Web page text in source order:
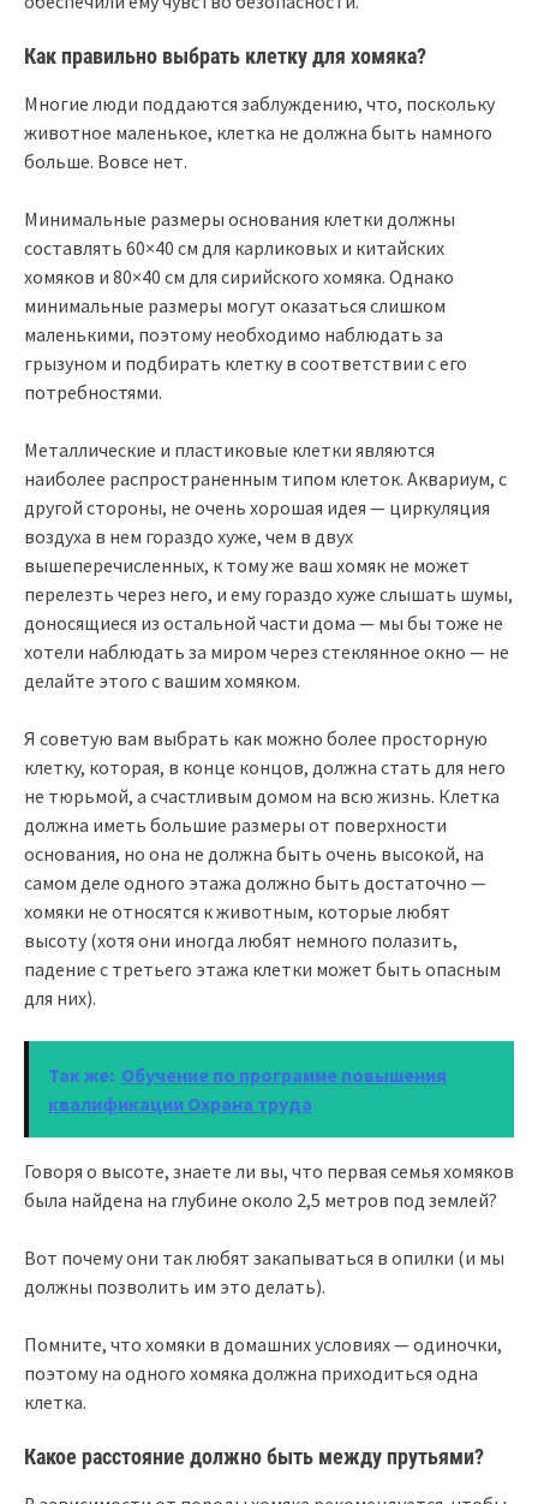
Как правильно выбрать клетку для хомяка?
Многие люди поддаются заблуждению, что, поскольку
животное маленькое, клетка не должна быть намного
больше. Вовсе нет.
Минимальные размеры основания клетки должны
составлять 60×40 см для карликовых и китайских
хомяков и 80×40 см для сирийского хомяка. Однако
минимальные размеры могут оказаться слишком
маленькими, поэтому необходимо наблюдать за
грызуном и подбирать клетку в соответствии с его
потребностями.
Металлические и пластиковые клетки являются
наиболее распространенным типом клеток. Аквариум, с
другой стороны, не очень хорошая идея — циркуляция
воздуха в нем гораздо хуже, чем в двух
вышеперечисленных, к тому же ваш хомяк не может
перелезть через него, и ему гораздо хуже слышать шумы,
доносящиеся из остальной части дома — мы бы тоже не
хотели наблюдать за миром через стеклянное окно — не
делайте этого с вашим хомяком.
Я советую вам выбрать как можно более просторную
клетку, которая, в конце концов, должна стать для него
не тюрьмой, а счастливым домом на всю жизнь. Клетка
должна иметь большие размеры от поверхности
основания, но она не должна быть очень высокой, на
самом деле одного этажа должно быть достаточно —
хомяки не относятся к животным, которые любят
высоту (хотя они иногда любят немного полазить,
падение с третьего этажа клетки может быть опасным
для них).
Так же: Обучение по программе повышения
квалификации Охрана труда
Говоря о высоте, знаете ли вы, что первая семья хомяков
была найдена на глубине около 2,5 метров под землей?
Вот почему они так любят закапываться в опилки (и мы
должны позволить им это делать).
Помните, что хомяки в домашних условиях — одиночки,
поэтому на одного хомяка должна приходиться одна
клетка.
Какое расстояние должно быть между прутьями?